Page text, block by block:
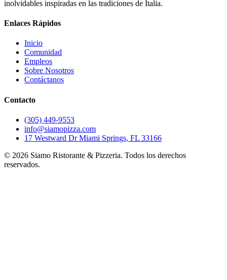
inolvidables inspiradas en las tradiciones de Italia.
Enlaces Rápidos
Inicio
Comunidad
Empleos
Sobre Nosotros
Contáctanos
Contacto
(305) 449-9553
info@siamopizza.com
17 Westward Dr Miami Springs, FL 33166
© 2026 Siamo Ristorante & Pizzeria. Todos los derechos
reservados.